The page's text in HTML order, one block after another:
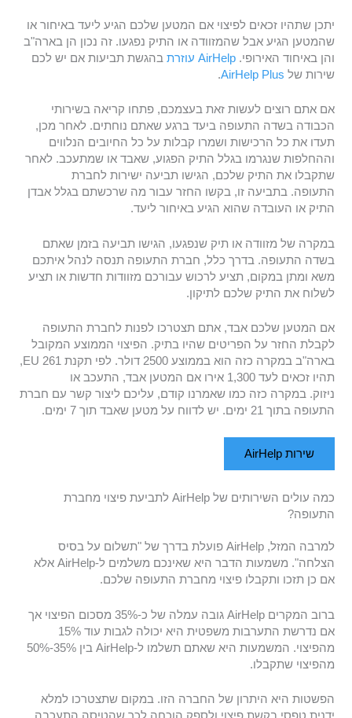
יתכן שתהיו זכאים לפיצוי אם המטען שלכם הגיע ליעד באיחור או
שהמטען הגיע אבל שהמזוודה או התיק נפגעו. זה נכון הן בארה"ב
והן באיחוד האירופי.AirHelp עוזרת
בהגשת תביעות אם יש לכם
שירות של AirHelp Plus
.
אם אתם רוצים לעשות זאת בעצמכם, פתחו קריאה בשירותי
הכבודה בשדה התעופה ביעד ברגע שאתם נוחתים. לאחר מכן,
תעדו את כל הרכישות ושמרו קבלות על כל החיובים הנלווים
וההחלפות שנגרמו בגלל התיק הפגוע, שאבד או שמתעכב. לאחר
שתקבלו את התיק שלכם, הגישו תביעה ישירות לחברת
התעופה. בתביעה זו, בקשו החזר עבור מה שרכשתם בגלל אבדן
התיק או העובדה שהוא הגיע באיחור ליעד.
במקרה של מזוודה או תיק שנפגעו, הגישו תביעה בזמן שאתם
בשדה התעופה. בדרך כלל, חברת התעופה תנסה לנהל איתכם
משא ומתן במקום, תציע לרכוש עבורכם מזוודות חדשות או תציע
לשלוח את התיק שלכם לתיקון.
אם המטען שלכם אבד, אתם תצטרכו לפנות לחברת התעופה
לקבלת החזר על הפריטים שהיו בתיק. הפיצוי הממוצע המקובל
בארה"ב במקרה כזה הוא בממוצע 2500 דולר. לפי תקנת EU 261,
תהיו זכאים לעד 1,300 אירו אם המטען אבד, התעכב או
ניזוק. במקרה כזה כמו שאמרנו קודם, עליכם ליצור קשר עם חברת
התעופה בתוך 21 ימים. יש לדווח על מטען שאבד תוך 7 ימים.
שירות AirHelp
כמה עולים השירותים של AirHelp לתביעת פיצוי מחברת
התעופה?
למרבה המזל, AirHelp פועלת בדרך של "תשלום על בסיס
הצלחה". משמעות הדבר היא שאינכם משלמים ל-AirHelp אלא
אם כן תזכו ותקבלו פיצוי מחברת התעופה שלכם.
ברוב המקרים AirHelp גובה עמלה של כ-35% מסכום הפיצוי אך
אם נדרשת התערבות משפטית היא יכולה לגבות עוד 15%
מהפיצוי. המשמעות היא שאתם תשלמו ל-AirHelp בין 35%-50%
מהפיצוי שתקבלו.
הפשטות היא היתרון של החברה הזו. במקום שתצטרכו למלא